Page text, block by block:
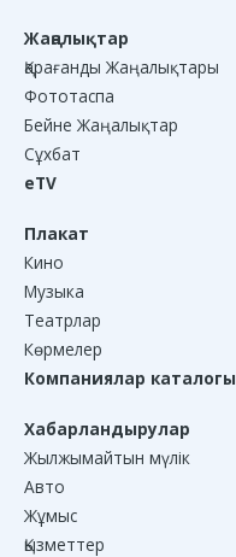
Жаңалықтар
Қарағанды Жаңалықтары
Фототаспа
Бейне Жаңалықтар
Сұхбат
eTV
Плакат
Кино
Музыка
Театрлар
Көрмелер
Компаниялар каталогы
Хабарландырулар
Жылжымайтын мүлік
Авто
Жұмыс
Қызметтер